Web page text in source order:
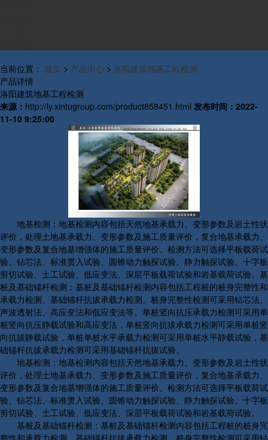
当前位置： 首页 > 产品中心 > 洛阳建筑地基工程检测
产品详情
洛阳建筑地基工程检测
来源： http://ly.xintugroup.com/product858451.html 发布时间： 2022-
11-10 9:25:00
地基检测：地基检测内容包括天然地基承载力、变形参数及岩土性状
评价，处理土地基承载力、变形参数及施工质量评价，复合地基承载力、
变形参数及复合地基增强体的施工质量评价。检测方法可选择平板载荷试
验、钻芯法、标准贯入试验、圆锥动力触探试验、静力触探试验、十字板
剪切试验、土工试验、低应变法、深层平板载荷试验和岩基载荷试验。基
桩及基础锚杆检测：基桩及基础锚杆检测内容包括工程桩的桩身完整性和
承载力检测、基础锚杆抗拔承载力检测。桩身完整性检测可采用钻芯法、
声波透射法、高应变法和低应变法等。单桩竖向抗压承载力检测可采用单
桩竖向抗压静载试验和高应变法，单桩竖向抗拔承载力检测可采用单桩竖
向抗拔静载试验，单桩单桩水平承载力检测可采用单桩水平静载试验，基
础锚杆抗拔承载力检测可采用基础锚杆抗拔试验。
地基检测：地基检测内容包括天然地基承载力、变形参数及岩土性状
评价，处理土地基承载力、变形参数及施工质量评价，复合地基承载力、
变形参数及复合地基增强体的施工质量评价。检测方法可选择平板载荷试
验、钻芯法、标准贯入试验、圆锥动力触探试验、静力触探试验、十字板
剪切试验、土工试验、低应变法、深层平板载荷试验和岩基载荷试验。
基桩及基础锚杆检测：基桩及基础锚杆检测内容包括工程桩的桩身完
整性和承载力检测、基础锚杆抗拔承载力检测。桩身完整性检测可采用钻